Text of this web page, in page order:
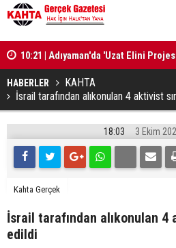
10:21 | Adıyaman'da 'Uzat Elini
gerçekleştirildi
HABERLER
KAHTA
İsrail tarafından alıkonulan 4 aktivist
18:03 3 Ekim
Kahta Gerçek
İsrail tarafından alıkonulan 4
edildi